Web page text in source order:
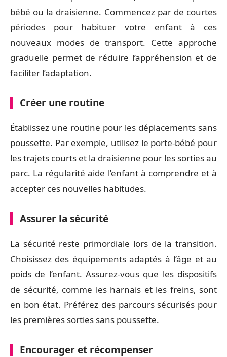
bébé ou la draisienne. Commencez par de courtes
périodes pour habituer votre enfant à ces
nouveaux modes de transport. Cette approche
graduelle permet de réduire l’appréhension et de
faciliter l’adaptation.
Créer une routine
Établissez une routine pour les déplacements sans
poussette. Par exemple, utilisez le porte-bébé pour
les trajets courts et la draisienne pour les sorties au
parc. La régularité aide l’enfant à comprendre et à
accepter ces nouvelles habitudes.
Assurer la sécurité
La sécurité reste primordiale lors de la transition.
Choisissez des équipements adaptés à l’âge et au
poids de l’enfant. Assurez-vous que les dispositifs
de sécurité, comme les harnais et les freins, sont
en bon état. Préférez des parcours sécurisés pour
les premières sorties sans poussette.
Encourager et récompenser